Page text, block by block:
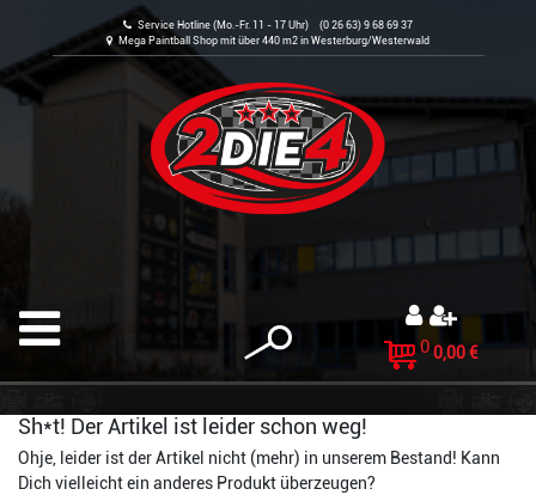
Service Hotline (Mo.-Fr. 11 - 17 Uhr) (0 26 63) 9 68 69 37
Mega Paintball Shop mit über 440 m2 in Westerburg/Westerwald
0 0,00 €
Sh*t! Der Artikel ist leider schon weg!
Ohje, leider ist der Artikel nicht (mehr) in unserem Bestand! Kann
Dich vielleicht ein anderes Produkt überzeugen?